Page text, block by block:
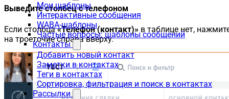
Мои шаблоны
Интерактивные сообщения
WABA-шаблоны
Частые вопросы: шаблоны сообщений
Контакты
Добавить новый контакт
Заметки в контактах
Теги в контактах
Сортировка, фильтрация и поиск в контактах
Рассылки
Выведите столбец с телефоном
Если столбца«Телефон (контакт)» в таблице нет,
на троеточие справа вверху.